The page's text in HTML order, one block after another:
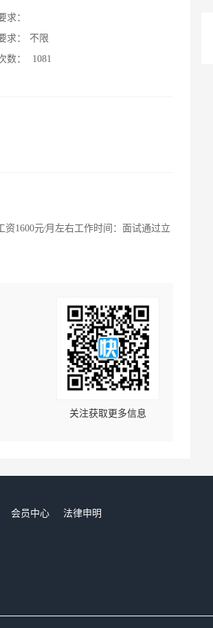
求：
求：
不限
数：
1081
1600元∕月左右工作时间：面试通过立
关注获取更多信息
会员中心
法律申明